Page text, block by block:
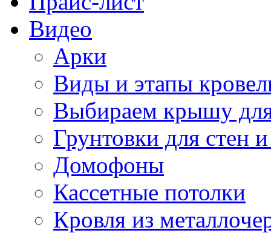
Видео
Арки
Виды и этапы
Выбираем крышу
Грунтовки для стен
Домофоны
Кассетные потолки
Кровля из